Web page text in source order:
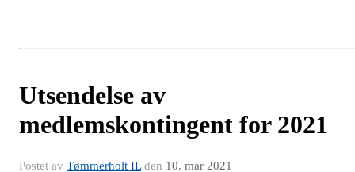
Utsendelse av
medlemskontingent for 2021
Postet av Tømmerholt ILden 10. mar 2021